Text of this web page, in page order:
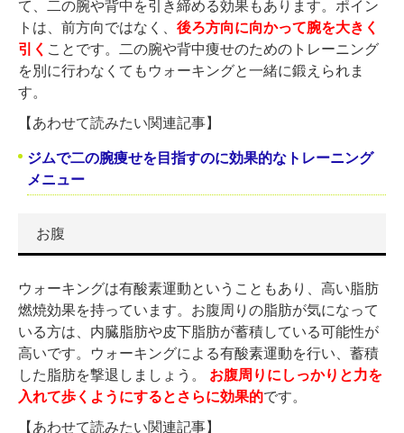
て、二の腕や背中を引き締める効果もあります。ポイン
トは、前方向ではなく、 後ろ方向に向かって腕を大きく
引く ことです。二の腕や背中痩せのためのトレーニング
を別に行わなくてもウォーキングと一緒に鍛えられま
す。
【あわせて読みたい関連記事】
ジムで二の腕痩せを目指すのに効果的なトレーニング
メニュー
お腹
ウォーキングは有酸素運動ということもあり、高い脂肪
燃焼効果を持っています。お腹周りの脂肪が気になって
いる方は、内臓脂肪や皮下脂肪が蓄積している可能性が
高いです。ウォーキングによる有酸素運動を行い、蓄積
した脂肪を撃退しましょう。 お腹周りにしっかりと力を
入れて歩くようにするとさらに効果的です。
【あわせて読みたい関連記事】